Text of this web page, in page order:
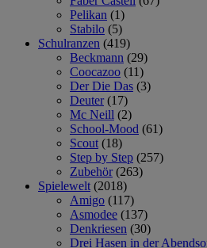
Pelikan (1)
Stabilo (5)
Schulranzen (419)
Beckmann (29)
Coocazoo (11)
Der Die Das (3)
Deuter (17)
Mc Neill (2)
School-Mood (61)
Scout (18)
Step by Step (257)
Zubehör (263)
Spielewelt (2018)
Amigo (117)
Asmodee (137)
Denkriesen (30)
Drei Hasen in der